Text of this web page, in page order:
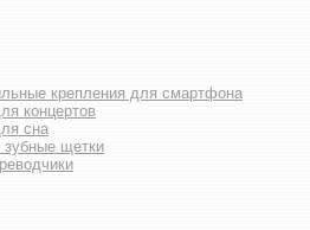
крепления для смартфона
концертов
сна
зубные щетки